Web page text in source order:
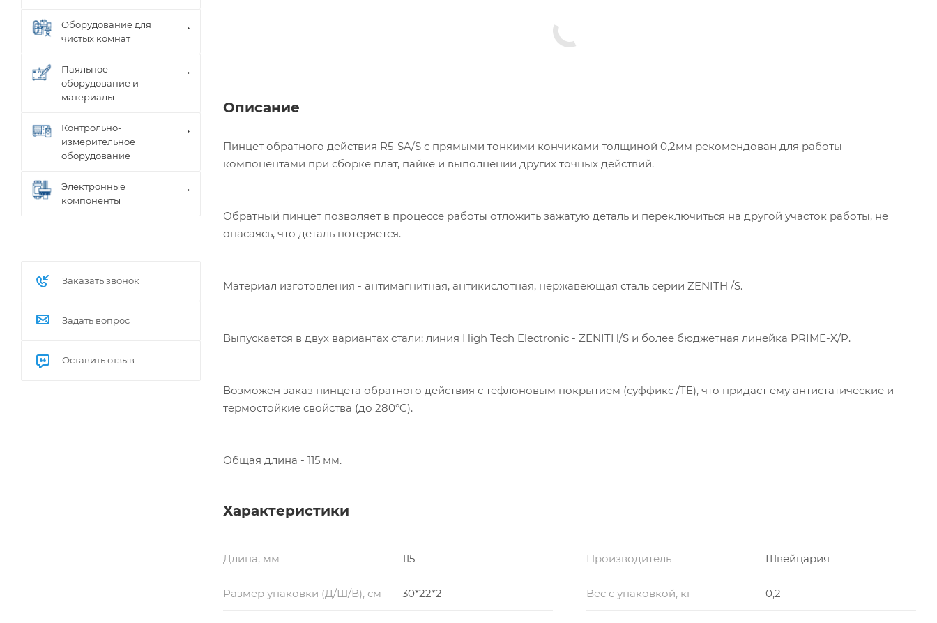
Описание
Пинцет обратного действия R5-SA/S с прямыми тонкими кончиками толщиной 0,2мм рекомендован для работы
компонентами при сборке плат, пайке и выполнении других точных действий.
Обратный пинцет позволяет в процессе работы отложить зажатую деталь и переключиться на другой участок работы, не
опасаясь, что деталь потеряется.
Материал изготовления - антимагнитная, антикислотная, нержавеющая сталь серии ZENITH /S.
Выпускается в двух вариантах стали: линия High Tech Electronic - ZENITH/S и более бюджетная линейка PRIME-X/P.
Возможен заказ пинцета обратного действия с тефлоновым покрытием (суффикс /TE), что придаст ему антистатические и
термостойкие свойства (до 280°C).
Общая длина - 115 мм.
Характеристики
Длина, мм 115 Производитель Швейцария
Размер упаковки (Д/Ш/В), см 30*22*2 Вес с упаковкой, кг 0,2
Оборудование для
чистых комнат
Паяльное
оборудование и
материалы
Контрольно-
измерительное
оборудование
Электронные
компоненты
Заказать звонок
Задать вопрос
Оставить отзыв